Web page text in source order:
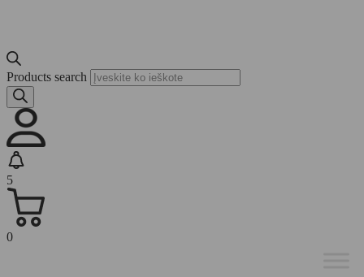
Products search
5
0